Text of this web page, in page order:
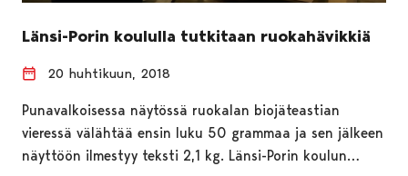
Länsi-Porin koululla tutkitaan ruokahävikkiä
20 huhtikuun, 2018
Punavalkoisessa näytössä ruokalan biojäteastian
vieressä välähtää ensin luku 50 grammaa ja sen jälkeen
näyttöön ilmestyy teksti 2,1 kg. Länsi-Porin koulun…